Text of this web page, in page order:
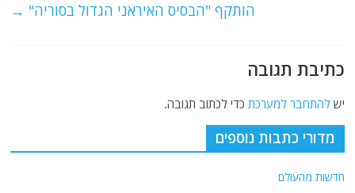
k
הותקף "הבסיס האיראני הגדול בסוריה" →
כתיבת תגובה
ישלהתחבר למערכת כדי לכתוב תגובה.
מדורי כתבות נוספים
חדשות מהעולם